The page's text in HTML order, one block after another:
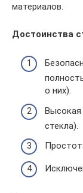
материалов.
Достоинства
о них).
Высокая
стекла).